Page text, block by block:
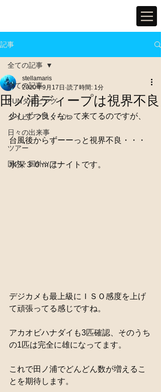
記事
全ての記事
FUNダイビング
ダイビングスクール
日々の出来事
ツアー
国内・国外ツアー
全ての記事
田ノ浦ディープは視界不良
stellamaris
2020年9月17日 読了時間: 1分
少しずつ良くなって来てるのですが、
台風後からずーーっと視界不良・・・
水深３０ｍはナイトです。
デジカメも最上級にＩＳＯ感度を上げ
て頑張ってる感じですね。
アカオビハナダイも3匹確認、そのうち
の1匹は完全に雄になってます。
これで田ノ浦でどんどん数が増えるこ
とを期待します。